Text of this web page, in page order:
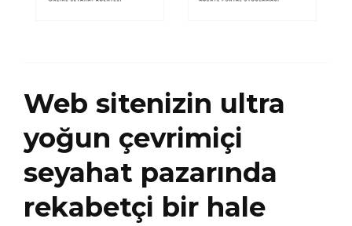
Web sitenizin ultra
yoğun çevrimiçi
seyahat pazarında
rekabetçi bir hale